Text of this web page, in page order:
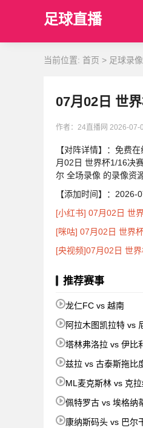
足球直播
当前位置: 首页 > 足球录像
07月02日 世
作者：24直播网 2026-07-
【对阵详情】：免费
月02日 世界杯1/16决
尔 全场录像 的录像资
【添加时间】：2026-
[小红书] 07月02日 世
[咪咕] 07月02日 世界
[央视频]07月02日 世
推荐赛事
龙仁FC vs 越南
阿拉木图凯拉特 vs
塔林弗洛拉 vs 伊比
兹拉 vs 古泰斯拖比
ML麦克斯林 vs 克
佩特罗古 vs 埃格纳
康纳斯码头 vs 巴尔